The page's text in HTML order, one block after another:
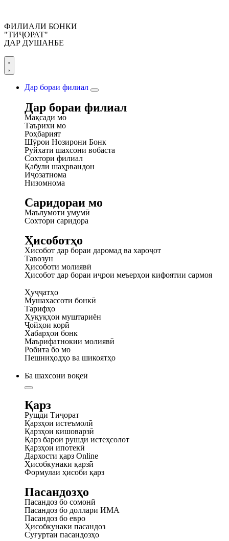
ФИЛИАЛИ БОНКИ
"ТИҶОРАТ"
ДАР ДУШАНБЕ
Дар бораи филиал
Дар бораи филиал
Мақсади мо
Таърихи мо
Роҳбарият
Шӯрои Нозирони Бонк
Руйхати шахсони вобаста
Сохтори филиал
Қабули шаҳрвандон
Иҷозатнома
Низомнома
Cаридораи мо
Маълумоти умумӣ
Сохтори саридора
Ҳисоботҳо
Хисобот дар бораи даромад ва хароҷот
Тавозун
Ҳисоботи молиявӣ
Ҳисобот дар бораи иҷрои меъерҳои кифоятии сармоя
Ҳуҷҷатҳо
Мушахассоти бонкӣ
Тарифҳо
Ҳуқуқҳои муштариён
Ҷойҳои корӣ
Хабарҳои бонк
Маърифатнокии молиявӣ
Робита бо мо
Пешниҳодҳо ва шикоятҳо
Ба шахсони воқеӣ
Қарз
Рушди Тиҷорат
Қарзҳои истеъмолӣ
Қарзҳои кишоварзӣ
Қарз барои рушди истеҳсолот
Қарзҳои ипотекӣ
Дархости қарз Online
Ҳисобкунаки қарзӣ
Формулаи ҳисоби қарз
Пасандозҳо
Пасандоз бо сомонӣ
Пасандоз бо доллари ИМА
Пасандоз бо евро
Ҳисобкунаки пасандоз
Суғуртаи пасандозҳо